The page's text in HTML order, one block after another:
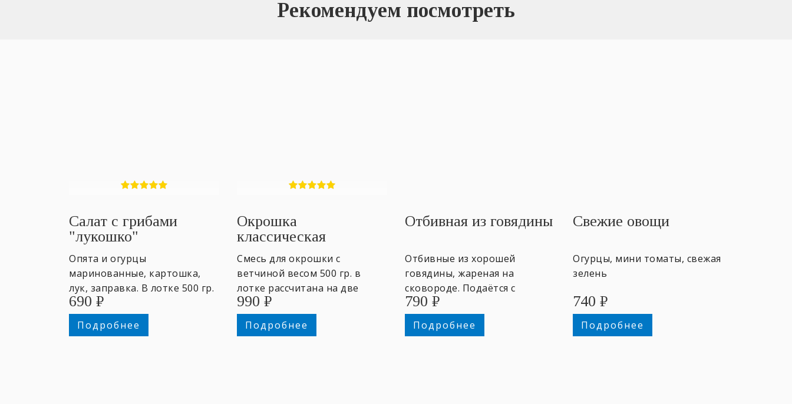
Рекомендуем посмотреть
Салат с грибами
"лукошко"
Опята и огурцы
маринованные, картошка,
лук, заправка. В лотке 500 гр.
~4 персоны.
690 ₽
Подробнее
Окрошка
классическая
Смесь для окрошки с
ветчиной весом ​500 гр. в
лотке ​рассчитана на две
добротные порции. Заправка
на выбор: квас, кефир. ~2
персоны.
990 ₽
Подробнее
Отбивная из говядины
Отбивные из хорошей
говядины, жареная на
сковороде. Подаётся с
гарниром на выбор. 170/200
гр.
790 ₽
Подробнее
Свежие овощи
Огурцы, мини томаты, свежая
зелень
740 ₽
Подробнее